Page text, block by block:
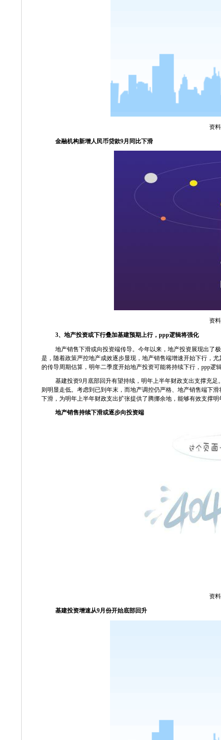
资
金融机构新增人民币贷款9月同比下滑
资
3、地产投资或下行叠加基建预期上行， ppp逻辑将强化
地产销售下滑或向投资端传导。今年以来，地产投资展现出了
是，随着政策严控地产成效逐步显现，地产销售端增速开始下行，尤
的传导周期估算，明年二季度开始地产投资可能将持续下行， ppp逻
基建投资9月底部回升有望持续，明年上半年财政支出支撑充
则明显走低。考虑到已到年末，而地产调控仍严格、地产销售端下
下滑，为明年上半年财政支出扩张提供了腾挪余地，能够有效支撑
地产销售持续下滑或逐步向投资端
资
基建投资增速从9月份开始底部回升